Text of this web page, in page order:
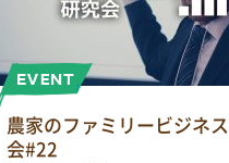
農家のファミリービジネ
会#22